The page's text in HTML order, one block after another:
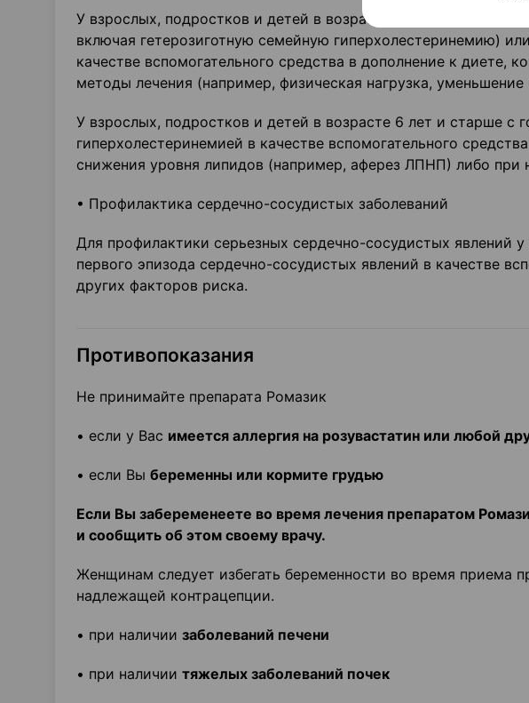
У взрослых, подростков и детей в возрасте 6 лет и старше с
включая гетерозиготную семейную гиперхолестеринемию)
качестве вспомогательного средства в дополнение к диете,
методы лечения (например, физическая нагрузка,
У взрослых, подростков и детей в возрасте 6 лет и старше с
гиперхолестеринемией в качестве вспомогательного
снижения уровня липидов (например, аферез ЛПНП) либо при
• Профилактика сердечно-сосудистых заболеваний
Для профилактики серьезных сердечно-сосудистых явлений
первого эпизода сердечно-сосудистых явлений в качестве
других факторов риска.
Противопоказания
Не принимайте препарата Ромазик
• если у Вас имеется аллергия на розувастатин или любой
• если Вы беременны или кормите грудью
Если Вы забеременеете во время лечения препаратом
и сообщить об этом своему врачу.
Женщинам следует избегать беременности во время приема
надлежащей контрацепции.
• при наличии заболеваний печени
• при наличии тяжелых заболеваний почек